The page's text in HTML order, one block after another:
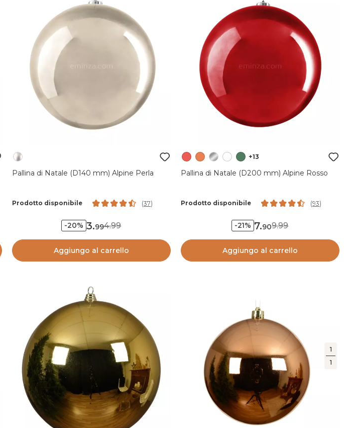
1
1
Pallina di Natale (D140 mm) Alpine Perla
Prodotto disponibile (37)
-20% 3.994.99
Aggiungo al carrello
+13
Pallina di Natale (D200 mm) Alpine Rosso
Prodotto disponibile (93)
-21% 7.909.99
Aggiungo al carrello